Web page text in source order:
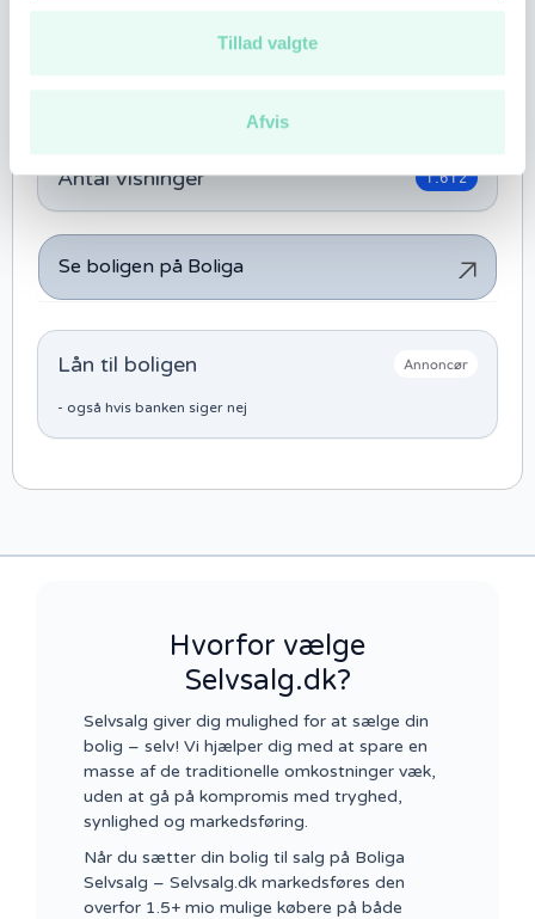
Tillad valgte
Afvis
Antal visninger 1.612
Se boligen på Boliga
Lån til boligen Annoncør
- også hvis banken siger nej
Hvorfor vælge
Selvsalg.dk?
Selvsalg giver dig mulighed for at sælge din
bolig – selv! Vi hjælper dig med at spare en
masse af de traditionelle omkostninger væk,
uden at gå på kompromis med tryghed,
synlighed og markedsføring.
Når du sætter din bolig til salg på Boliga
Selvsalg – Selvsalg.dk markedsføres den
overfor 1.5+ mio mulige købere på både